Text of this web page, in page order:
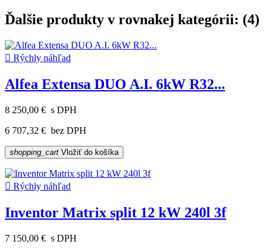
Ďalšie produkty v rovnakej kategórii: (4)
 Rýchly náhľad
Alfea Extensa DUO A.I. 6kW R32...
8 250,00 € s DPH
6 707,32 € bez DPH
shopping_cart Vložiť do košíka
 Rýchly náhľad
Inventor Matrix split 12 kW 240l 3f
7 150,00 € s DPH